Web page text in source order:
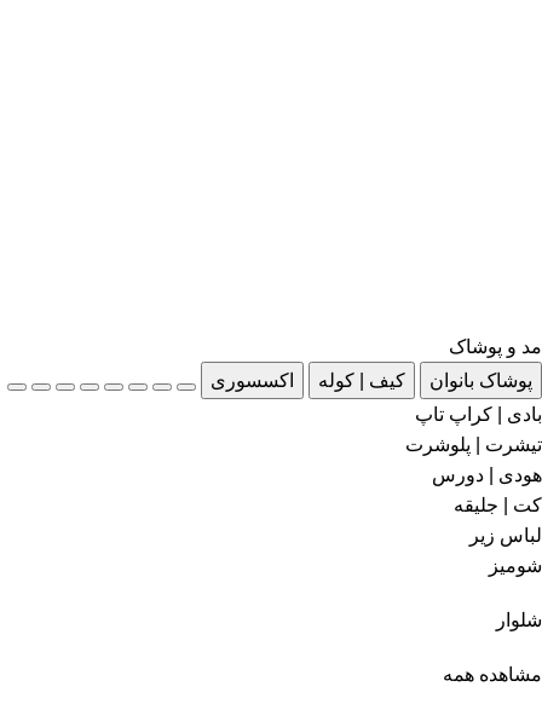
مد و پوشاک
پوشاک بانوان
کیف | کوله
اکسسوری
بادی | کراپ تاپ
تیشرت | پلوشرت
هودی | دورس
کت | جلیقه
لباس زیر
شومیز
شلوار
مشاهده همه